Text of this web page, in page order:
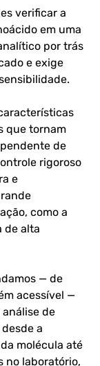
verificar a
em uma
por trás
e exige
que tornam
de
rigoroso
e
como a
de alta
— de
acessível —
de
a
molécula até
no laboratório,